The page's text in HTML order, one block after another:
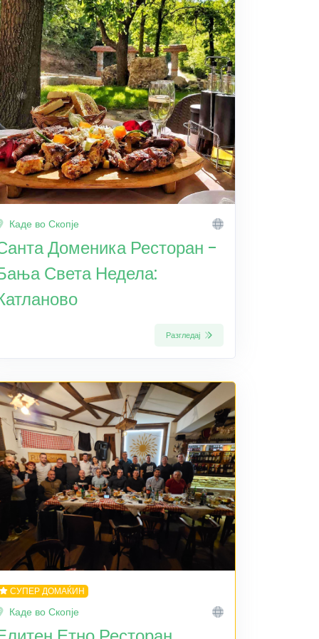
Каде во Скопје
Доменика Ресторан -
Света Недела:
Разгледај
СУПЕР ДОМАЌИН
Каде во Скопје